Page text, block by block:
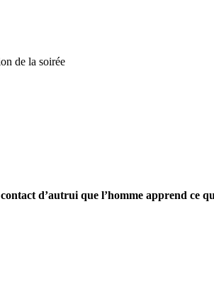
de la soirée
d’autrui que l’homme apprend ce